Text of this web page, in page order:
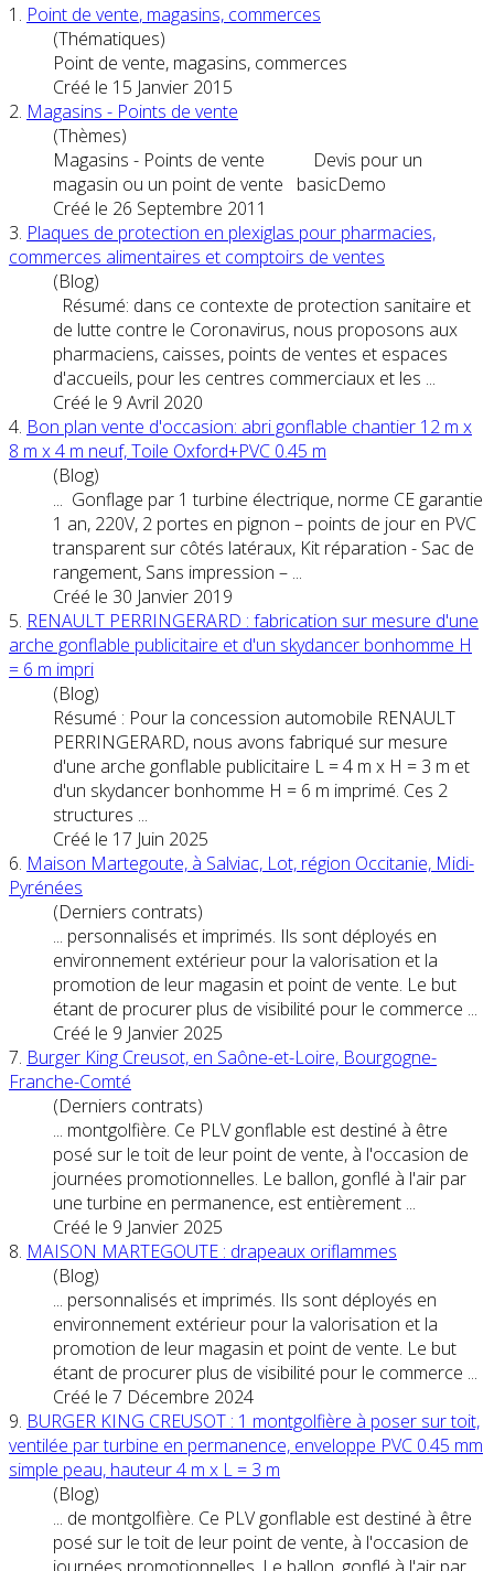
1. Point de vente, magasins, commerces
(Thématiques)
Point de vente, magasins, commerces
Créé le 15 Janvier 2015
2. Magasins - Points de vente
(Thèmes)
Magasins - Points de vente Devis pour un
magasin ou un point de vente basicDemo
Créé le 26 Septembre 2011
3. Plaques de protection en plexiglas pour pharmacies,
commerces alimentaires et comptoirs de ventes
(Blog)
Résumé: dans ce contexte de protection sanitaire et
de lutte contre le Coronavirus, nous proposons aux
pharmaciens, caisses, points de ventes et espaces
d'accueils, pour les centres commerciaux et les ...
Créé le 9 Avril 2020
4. Bon plan vente d'occasion: abri gonflable chantier 12 m x
8 m x 4 m neuf, Toile Oxford+PVC 0.45 m
(Blog)
... Gonflage par 1 turbine électrique, norme CE garantie
1 an, 220V, 2 portes en pignon – points de jour en PVC
transparent sur côtés latéraux, Kit réparation - Sac de
rangement, Sans impression – ...
Créé le 30 Janvier 2019
5. RENAULT PERRINGERARD : fabrication sur mesure d'une
arche gonflable publicitaire et d'un skydancer bonhomme H
= 6 m impri
(Blog)
Résumé : Pour la concession automobile RENAULT
PERRINGERARD, nous avons fabriqué sur mesure
d'une arche gonflable publicitaire L = 4 m x H = 3 m et
d'un skydancer bonhomme H = 6 m imprimé. Ces 2
structures ...
Créé le 17 Juin 2025
6. Maison Martegoute, à Salviac, Lot, région Occitanie, Midi-
Pyrénées
(Derniers contrats)
... personnalisés et imprimés. Ils sont déployés en
environnement extérieur pour la valorisation et la
promotion de leur magasin et point de vente. Le but
étant de procurer plus de visibilité pour le commerce ...
Créé le 9 Janvier 2025
7. Burger King Creusot, en Saône-et-Loire, Bourgogne-
Franche-Comté
(Derniers contrats)
... montgolfière. Ce PLV gonflable est destiné à être
posé sur le toit de leur point de vente, à l'occasion de
journées promotionnelles. Le ballon, gonflé à l'air par
une turbine en permanence, est entièrement ...
Créé le 9 Janvier 2025
8. MAISON MARTEGOUTE : drapeaux oriflammes
(Blog)
... personnalisés et imprimés. Ils sont déployés en
environnement extérieur pour la valorisation et la
promotion de leur magasin et point de vente. Le but
étant de procurer plus de visibilité pour le commerce ...
Créé le 7 Décembre 2024
9. BURGER KING CREUSOT : 1 montgolfière à poser sur toit,
ventilée par turbine en permanence, enveloppe PVC 0.45 mm
simple peau, hauteur 4 m x L = 3 m
(Blog)
... de montgolfière. Ce PLV gonflable est destiné à être
posé sur le toit de leur point de vente, à l'occasion de